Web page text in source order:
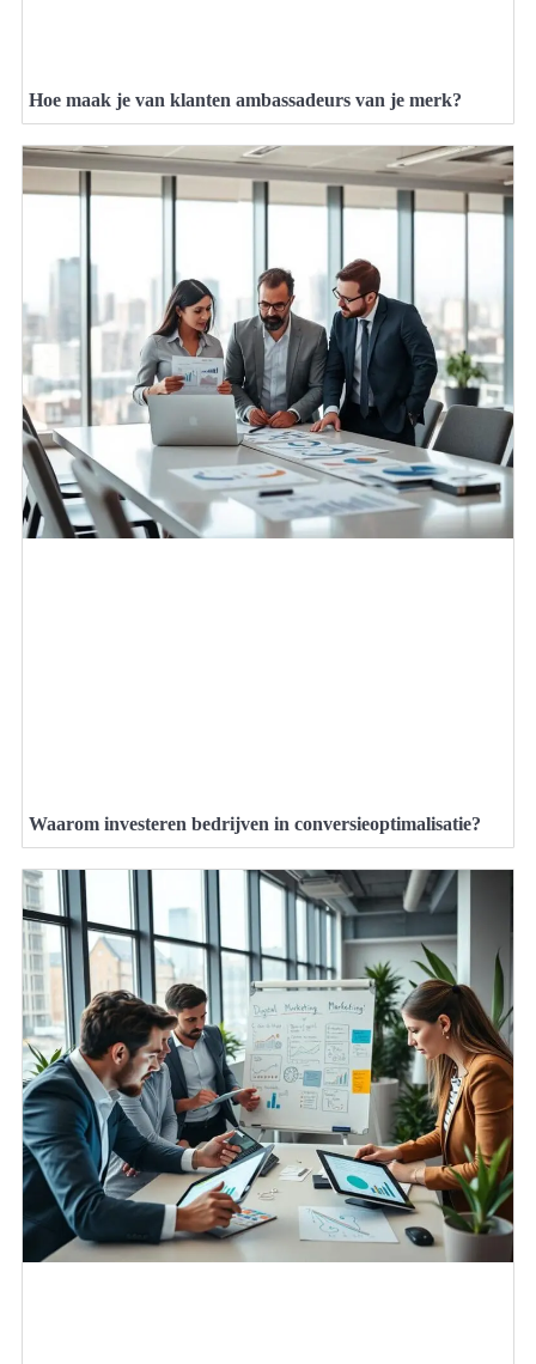
Hoe maak je van klanten ambassadeurs van je merk?
Waarom investeren bedrijven in conversieoptimalisatie?